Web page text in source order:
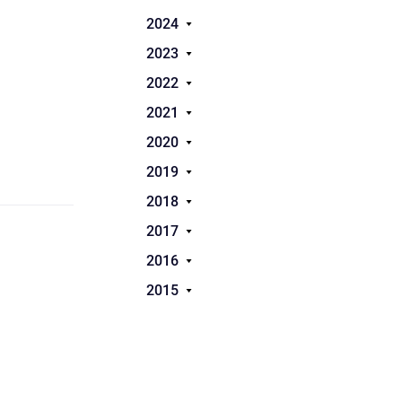
2024
2023
2022
2021
2020
2019
2018
2017
2016
2015